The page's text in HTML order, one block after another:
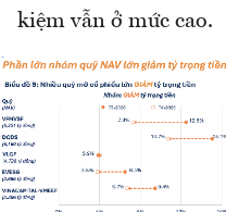
kiệm vẫn ở mức cao.